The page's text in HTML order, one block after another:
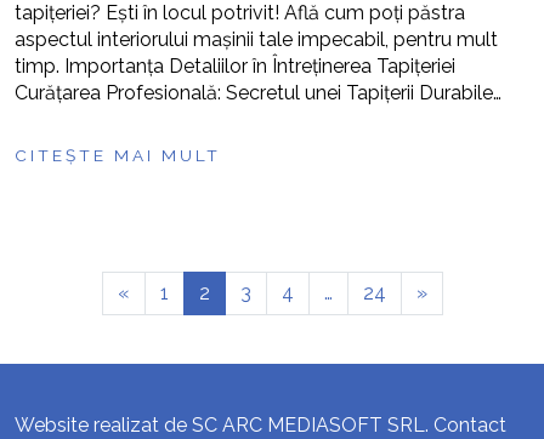
tapițeriei? Ești în locul potrivit! Află cum poți păstra
aspectul interiorului mașinii tale impecabil, pentru mult
timp. Importanța Detaliilor în Întreținerea Tapițeriei
Curățarea Profesională: Secretul unei Tapițerii Durabile…
CITEȘTE MAI MULT
« 1 2 3 4 … 24 »
Website realizat de SC ARC MEDIASOFT SRL. Contact